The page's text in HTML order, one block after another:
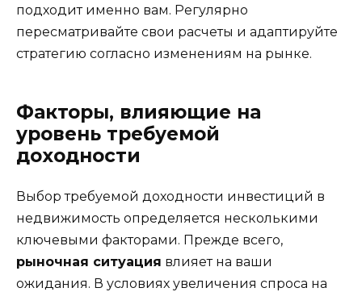
подходит именно вам. Регулярно
пересматривайте свои расчеты и адаптируйте
стратегию согласно изменениям на рынке.
Факторы, влияющие на
уровень требуемой
доходности
Выбор требуемой доходности инвестиций в
недвижимость определяется несколькими
ключевыми факторами. Прежде всего,
рыночная ситуация влияет на ваши
ожидания. В условиях увеличения спроса на